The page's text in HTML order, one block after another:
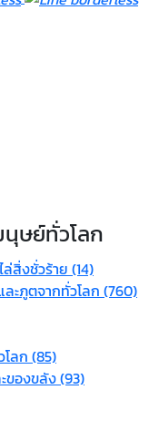
ษย์ทั่วโลก
สิ่งชั่วร้าย (14)
ะภูตจากทั่วโลก (760)
โลก (85)
องขลัง (93)